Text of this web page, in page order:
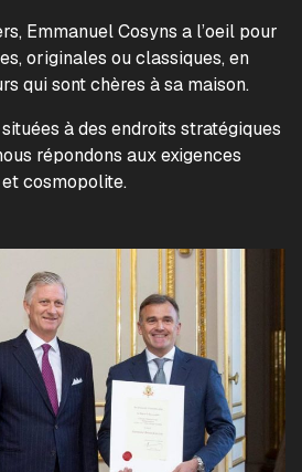
Emmanuel Cosyns a l’oeil pour
originales ou classiques, en
qui sont chères à sa maison.
à des endroits stratégiques
répondons aux exigences
cosmopolite.